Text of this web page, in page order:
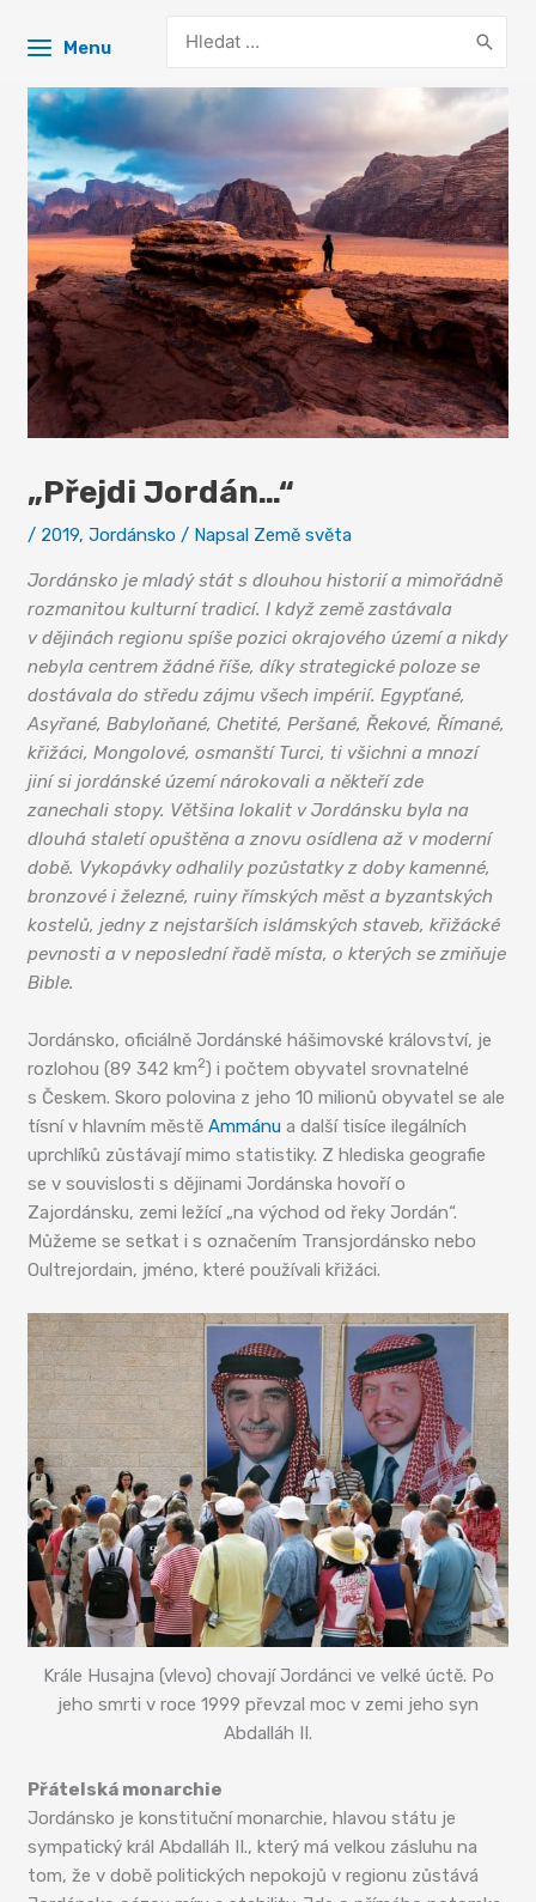
Menu
for:
„Přejdi Jordán…“
/ 2019,Jordánsko / Napsal Země světa
Jordánsko je mladý stát s dlouhou historií a mimořádně
rozmanitou kulturní tradicí. I když země zastávala
v dějinách regionu spíše pozici okrajového území a nikdy
nebyla centrem žádné říše, díky strategické poloze se
dostávala do středu zájmu všech impérií. Egypťané,
Asyřané, Babyloňané, Chetité, Peršané, Řekové, Římané,
křižáci, Mongolové, osmanští Turci, ti všichni a mnozí
jiní si jordánské území nárokovali a někteří zde
zanechali stopy. Většina lokalit v Jordánsku byla na
dlouhá staletí opuštěna a znovu osídlena až v moderní
době. Vykopávky odhalily pozůstatky z doby kamenné,
bronzové i železné, ruiny římských měst a byzantských
kostelů, jedny z nejstarších islámských staveb, křižácké
pevnosti a v neposlední řadě místa, o kterých se zmiňuje
Bible.
Jordánsko, oficiálně Jordánské hášimovské království, je
rozlohou (89 342 km2) i počtem obyvatel srovnatelné
s Českem. Skoro polovina z jeho 10 milionů obyvatel se ale
tísní v hlavním městěAmmánu a další tisíce ilegálních
uprchlíků zůstávají mimo statistiky. Z hlediska geografie
se v souvislosti s dějinami Jordánska hovoří o
Zajordánsku, zemi ležící „na východ od řeky Jordán“.
Můžeme se setkat i s označením Transjordánsko nebo
Oultrejordain, jméno, které používali křižáci.
Krále Husajna (vlevo) chovají Jordánci ve velké úctě. Po
jeho smrti v roce 1999 převzal moc v zemi jeho syn
Abdalláh II.
Přátelská monarchie
Jordánsko je konstituční monarchie, hlavou státu je
sympatický král Abdalláh II., který má velkou zásluhu na
tom, že v době politických nepokojů v regionu zůstává